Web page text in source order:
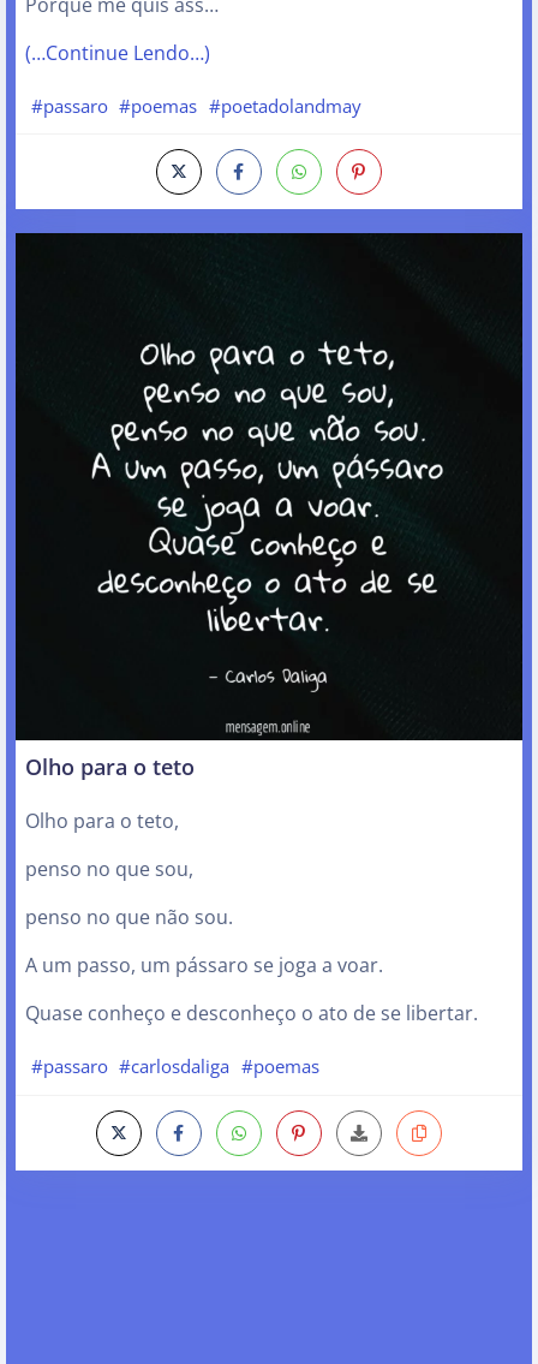
(…Continue Lendo…)
#passaro #poemas #poetadolandmay
Olho para o teto
Olho para o teto,
penso no que sou,
penso no que não sou.
A um passo, um pássaro se joga a voar.
Quase conheço e desconheço o ato de se libertar.
#passaro #carlosdaliga #poemas